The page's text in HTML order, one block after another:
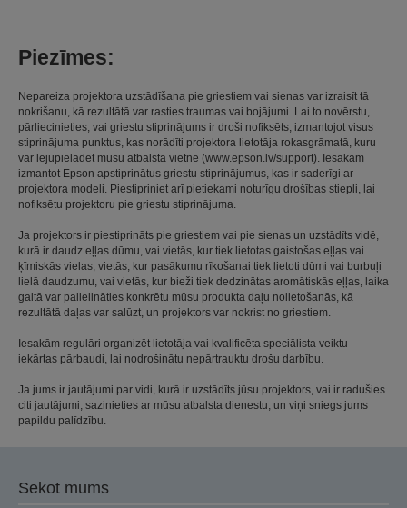
Piezīmes:
Nepareiza projektora uzstādīšana pie griestiem vai sienas var izraisīt tā
nokrišanu, kā rezultātā var rasties traumas vai bojājumi. Lai to novērstu,
pārliecinieties, vai griestu stiprinājums ir droši nofiksēts, izmantojot visus
stiprinājuma punktus, kas norādīti projektora lietotāja rokasgrāmatā, kuru
var lejupielādēt mūsu atbalsta vietnē (www.epson.lv/support). Iesakām
izmantot Epson apstiprinātus griestu stiprinājumus, kas ir saderīgi ar
projektora modeli. Piestipriniet arī pietiekami noturīgu drošības stiepli, lai
nofiksētu projektoru pie griestu stiprinājuma.
Ja projektors ir piestiprināts pie griestiem vai pie sienas un uzstādīts vidē,
kurā ir daudz eļļas dūmu, vai vietās, kur tiek lietotas gaistošas eļļas vai
ķīmiskās vielas, vietās, kur pasākumu rīkošanai tiek lietoti dūmi vai burbuļi
lielā daudzumu, vai vietās, kur bieži tiek dedzinātas aromātiskās eļļas, laika
gaitā var palielināties konkrētu mūsu produkta daļu nolietošanās, kā
rezultātā daļas var salūzt, un projektors var nokrist no griestiem.
Iesakām regulāri organizēt lietotāja vai kvalificēta speciālista veiktu
iekārtas pārbaudi, lai nodrošinātu nepārtrauktu drošu darbību.
Ja jums ir jautājumi par vidi, kurā ir uzstādīts jūsu projektors, vai ir radušies
citi jautājumi, sazinieties ar mūsu atbalsta dienestu, un viņi sniegs jums
papildu palīdzību.
Sekot mums